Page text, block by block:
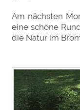
Am nächsten
eine schöne
die Natur im